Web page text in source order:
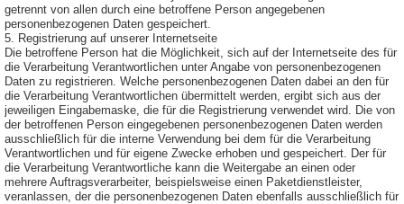
getrennt von allen durch eine betroffene Person angegebenen
personenbezogenen Daten gespeichert.
5. Registrierung auf unserer Internetseite
Die betroffene Person hat die Möglichkeit, sich auf der Internetseite des für
die Verarbeitung Verantwortlichen unter Angabe von personenbezogenen
Daten zu registrieren. Welche personenbezogenen Daten dabei an den für
die Verarbeitung Verantwortlichen übermittelt werden, ergibt sich aus der
jeweiligen Eingabemaske, die für die Registrierung verwendet wird. Die von
der betroffenen Person eingegebenen personenbezogenen Daten werden
ausschließlich für die interne Verwendung bei dem für die Verarbeitung
Verantwortlichen und für eigene Zwecke erhoben und gespeichert. Der für
die Verarbeitung Verantwortliche kann die Weitergabe an einen oder
mehrere Auftragsverarbeiter, beispielsweise einen Paketdienstleister,
veranlassen, der die personenbezogenen Daten ebenfalls ausschließlich für